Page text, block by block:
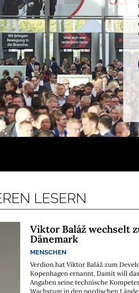
LESERN
Viktor Baláž wechselt
Dänemark
MENSCHEN
Verdion hat Viktor Baláž zum
Kopenhagen ernannt. Damit will
Angaben seine technische
Wachstum in den nordischen